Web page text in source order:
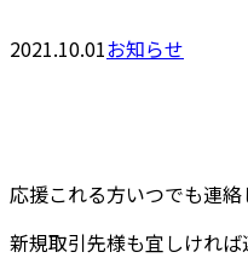
2021.10.01お知らせ
応援これる方いつでも連絡
新規取引先様も宜しければ